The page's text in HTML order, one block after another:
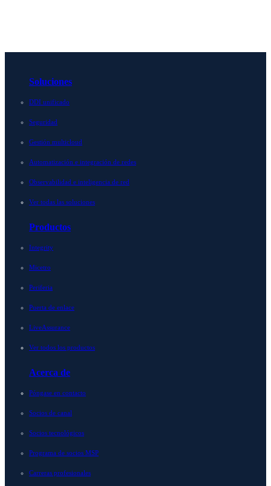
Soluciones
DDI unificado
Seguridad
Gestión multicloud
Automatización e integración de redes
Observabilidad e inteligencia de red
Ver todas las soluciones
Productos
Integrity
Micetro
Periferia
Puerta de enlace
LiveAssurance
Ver todos los productos
Acerca de
Póngase en contacto
Socios de canal
Socios tecnológicos
Programa de socios MSP
Carreras profesionales